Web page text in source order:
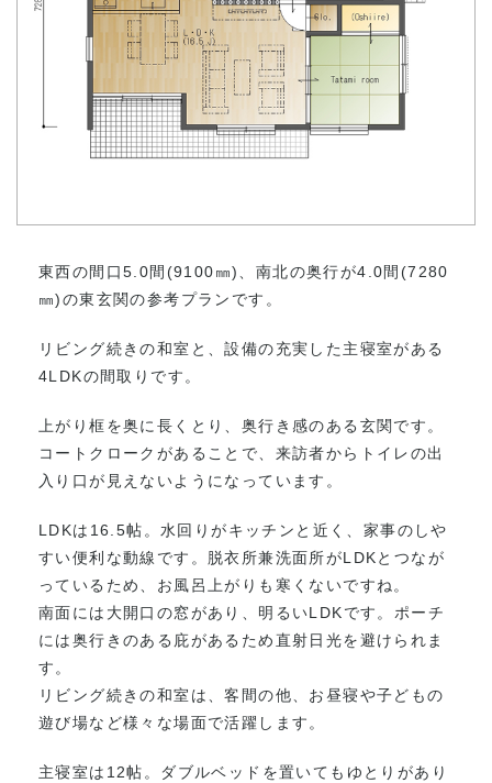
東西の間口5.0間(9100㎜)、南北の奥行が4.0間(7280
㎜)の東玄関の参考プランです。
リビング続きの和室と、設備の充実した主寝室がある
4LDKの間取りです。
上がり框を奥に長くとり、奥行き感のある玄関です。
コートクロークがあることで、来訪者からトイレの出
入り口が見えないようになっています。
LDKは16.5帖。水回りがキッチンと近く、家事のしや
すい便利な動線です。脱衣所兼洗面所がLDKとつなが
っているため、お風呂上がりも寒くないですね。
南面には大開口の窓があり、明るいLDKです。ポーチ
には奥行きのある庇があるため直射日光を避けられま
す。
リビング続きの和室は、客間の他、お昼寝や子どもの
遊び場など様々な場面で活躍します。
主寝室は12帖。ダブルベッドを置いてもゆとりがあり